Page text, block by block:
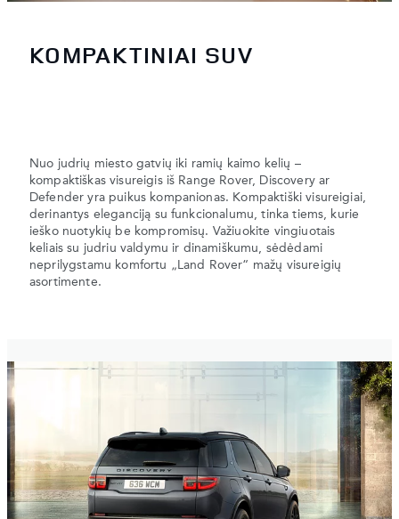
KOMPAKTINIAI SUV
Nuo judrių miesto gatvių iki ramių kaimo kelių –
kompaktiškas visureigis iš Range Rover, Discovery ar
Defender yra puikus kompanionas. Kompaktiški visureigiai,
derinantys eleganciją su funkcionalumu, tinka tiems, kurie
ieško nuotykių be kompromisų. Važiuokite vingiuotais
keliais su judriu valdymu ir dinamiškumu, sėdėdami
neprilygstamu komfortu „Land Rover“ mažų visureigių
asortimente.